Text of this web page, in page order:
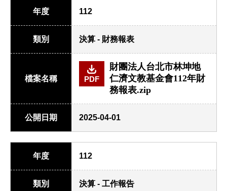
年度 112
類別 決算 - 財務報表
檔案名稱 PDF
財團法人台北市林坤地
仁濟文教基金會112年財
務報表.zip
公開日期 2025-04-01
年度 112
類別 決算 - 工作報告